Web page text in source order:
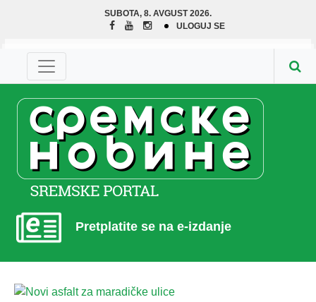
SUBOTA, 8. AVGUST 2026.
ULOGUJ SE
Pretplatite se na e-izdanje